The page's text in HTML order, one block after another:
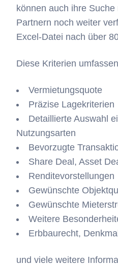
können auch ihre
Partnern noch weiter
Excel-Datei nach über
Diese Kriterien
Vermietungsquote
Präzise Lagekriterien
Detaillierte Auswahl
Nutzungsarten
Bevorzugte
Share Deal, Asset
Renditevorstellungen
Gewünschte
Gewünschte
Weitere
Erbbaurecht,
und viele weitere